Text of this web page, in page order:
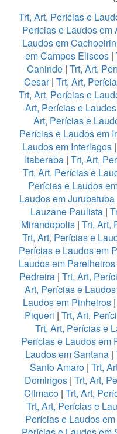
Trt, Art, Perícias e
Perícias e Laudos em
Laudos em
em Campos Eliseos |
Caninde | Trt, Art,
Cesar| Trt, Art,
Trt, Art, Perícias e
Art, Perícias e
Art, Perícias e
Perícias e Laudos em
Laudos em Interlagos|
Itaberaba| Trt, Art,
Trt, Art, Perícias e
Perícias e Laudos
Laudos em Jurubatuba
Lauzane Paulista |
Mirandopolis| Trt, Art,
Trt, Art, Perícias e
Perícias e Laudos em
Laudos em Parelheiros
Pedreira | Trt, Art,
Art, Perícias e
Laudos em Pinheiros|
Piqueri | Trt, Art,
Trt, Art, Perícias e
Perícias e Laudos em
Laudos em Santana|
Santo Amaro | Trt,
Domingos| Trt, Art,
Climaco| Trt, Art,
Trt, Art, Perícias e
Perícias e Laudos